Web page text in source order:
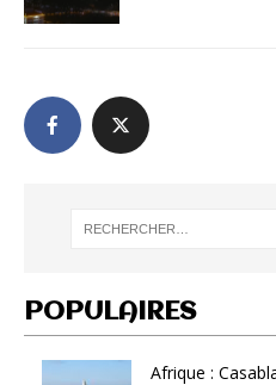
POPULAIRES
Afrique :